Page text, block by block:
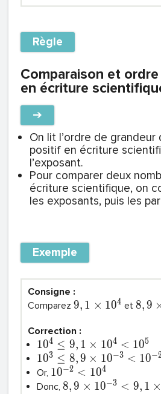
Règle
Comparaison et
en écriture
➔
On lit l’ordre de grandeur
positif en écriture
l’exposant.
Pour comparer deux
écriture scientifique, on
les exposants, puis les
Exemple
Consigne :
Comparez 9, 1 × 104 et 8,9
Correction :
104 ≤ 9, 1 × 104 < 105
103 ≤ 8,9 × 10−3 < 10−
Or, 10−2 < 104
Donc, 8,9 × 10−3 < 9, 1 ×